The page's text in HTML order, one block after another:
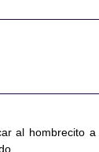
al hombrecito